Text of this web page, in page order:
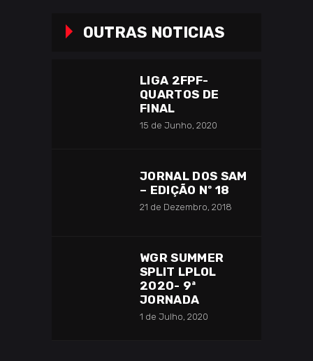
OUTRAS NOTICIAS
LIGA 2FPF-
QUARTOS DE
FINAL
15 de Junho, 2020
JORNAL DOS SAM
– EDIÇÃO Nº 18
21 de Dezembro, 2018
WGR SUMMER
SPLIT LPLOL
2020- 9ª
JORNADA
1 de Julho, 2020